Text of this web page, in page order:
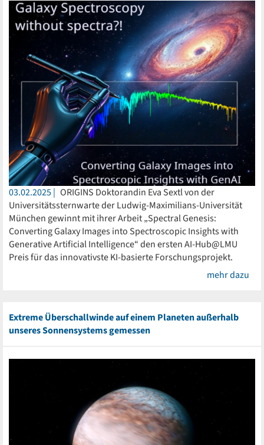
03.02.2025
ORIGINS Doktorandin Eva Sextl von der
Universitätssternwarte der Ludwig-Maximilians-Universität
München gewinnt mit ihrer Arbeit „Spectral Genesis:
Converting Galaxy Images into Spectroscopic Insights with
Generative Artificial Intelligence“ den ersten AI-Hub@LMU
Preis für das innovativste KI-basierte Forschungsprojekt.
mehr dazu
Extreme Überschallwinde auf einem Planeten außerhalb
unseres Sonnensystems gemessen